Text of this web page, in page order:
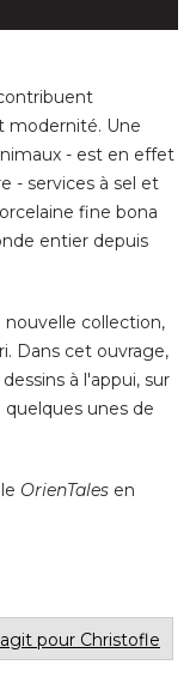
modernité. Une
- est en effet
- services à sel et
fine bona
entier depuis
collection,
Dans cet ouvrage,
à l'appui, sur
unes de
OrienTales en
pour Christofle